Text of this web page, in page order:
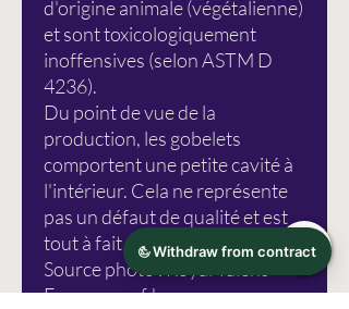
d'origine animale (végétalienne)
et sont toxicologiquement
inoffensives (selon ASTM D
4236).
Du point de vue de la
production, les gobelets
comportent une petite cavité à
l'intérieur. Cela ne représente
pas un défaut de qualité et est
tout à fait normal.
Source photo : Royal Talens
Erreurs sauf !